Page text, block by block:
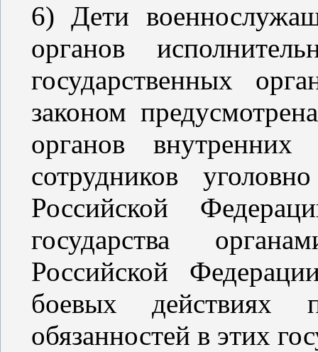
6) Дети
органов
государственных
законом
органов
сотрудников
Российской
государства
Российской
боевых действиях
обязанностей в этих